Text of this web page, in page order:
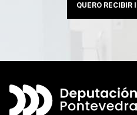
QUERO RECIBIR